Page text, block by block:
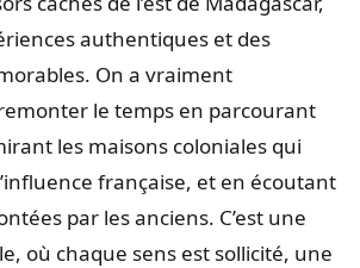
authentiques et des
On a vraiment
le temps en parcourant
les maisons coloniales qui
française, et en écoutant
par les anciens. C’est une
où chaque sens est sollicité, une